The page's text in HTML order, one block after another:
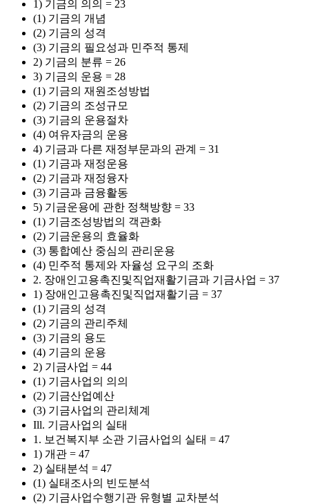
1) 기금의 의의 = 23
(1) 기금의 개념
(2) 기금의 성격
(3) 기금의 필요성과 민주적 통제
2) 기금의 분류 = 26
3) 기금의 운용 = 28
(1) 기금의 재원조성방법
(2) 기금의 조성규모
(3) 기금의 운용절차
(4) 여유자금의 운용
4) 기금과 다른 재정부문과의 관계 = 31
(1) 기금과 재정운용
(2) 기금과 재정융자
(3) 기금과 금융활동
5) 기금운용에 관한 정책방향 = 33
(1) 기금조성방법의 객관화
(2) 기금운용의 효율화
(3) 통합예산 중심의 관리운용
(4) 민주적 통제와 자율성 요구의 조화
2. 장애인고용촉진및직업재활기금과 기금사업 = 37
1) 장애인고용촉진및직업재활기금 = 37
(1) 기금의 성격
(2) 기금의 관리주체
(3) 기금의 용도
(4) 기금의 운용
2) 기금사업 = 44
(1) 기금사업의 의의
(2) 기금산업예산
(3) 기금사업의 관리체계
Ill. 기금사업의 실태
1. 보건복지부 소관 기금사업의 실태 = 47
1) 개관 = 47
2) 실태분석 = 47
(1) 실태조사의 빈도분석
(2) 기금사업수행기관 유형별 교차분석